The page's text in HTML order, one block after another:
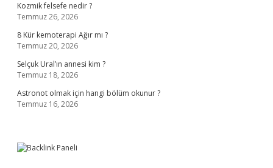
Kozmik felsefe nedir ?
Temmuz 26, 2026
8 Kür kemoterapi Ağır mı ?
Temmuz 20, 2026
Selçuk Ural’ın annesi kim ?
Temmuz 18, 2026
Astronot olmak için hangi bölüm okunur ?
Temmuz 16, 2026